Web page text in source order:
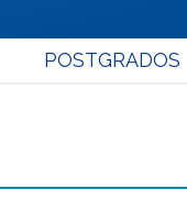
POSTGRADOS